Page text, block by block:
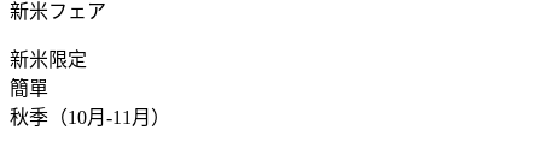
新米フェア
新米限定
簡單
秋季（10月-11月）